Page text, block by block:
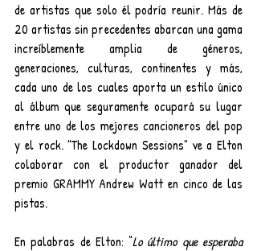
de artistas que solo él podría reunir. Más de
20 artistas sin precedentes abarcan una gama
increíblemente amplia de géneros,
generaciones, culturas, continentes y más,
cada uno de los cuales aporta un estilo único
al álbum que seguramente ocupará su lugar
entre uno de los mejores cancioneros del pop
y el rock. "The Lockdown Sessions" ve a Elton
colaborar con el productor ganador del
premio GRAMMY Andrew Watt en cinco de las
pistas.
En palabras de Elton: “Lo último que esperaba